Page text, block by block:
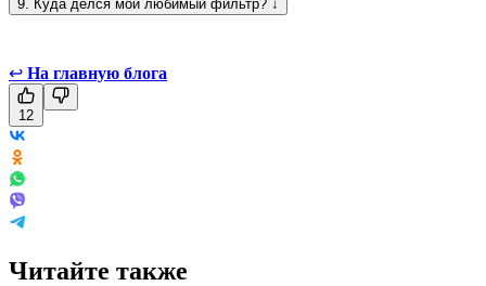
9. Куда делся мой любимый фильтр? ↓
↩ На главную блога
12
Читайте также